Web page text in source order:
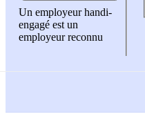
Un employeur handi-
engagé est un
employeur reconnu